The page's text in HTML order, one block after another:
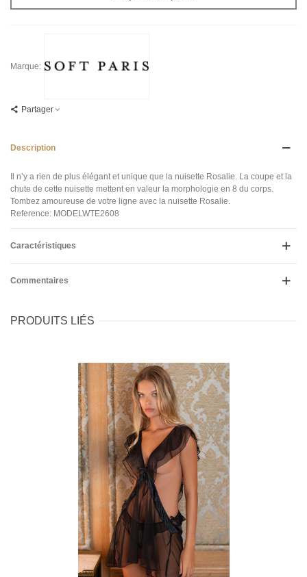
Marque:
Partager
Description
Il n’y a rien de plus élégant et unique que la nuisette Rosalie. La coupe et la
chute de cette nuisette mettent en valeur la morphologie en 8 du corps.
Tombez amoureuse de votre ligne avec la nuisette Rosalie.
Reference: MODELWTE2608
Caractéristiques
Commentaires
PRODUITS LIÉS